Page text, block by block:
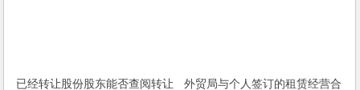
已经转让股份股东能否查阅转让
外贸局与个人签订的租赁经营合